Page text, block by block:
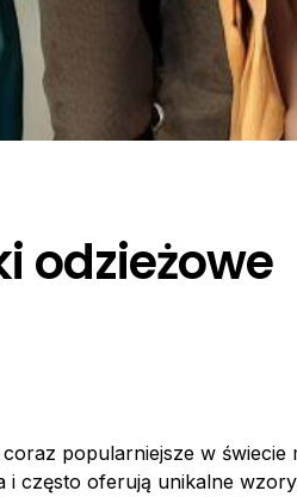
odzieżowe
popularniejsze w
i często oferują unikalne